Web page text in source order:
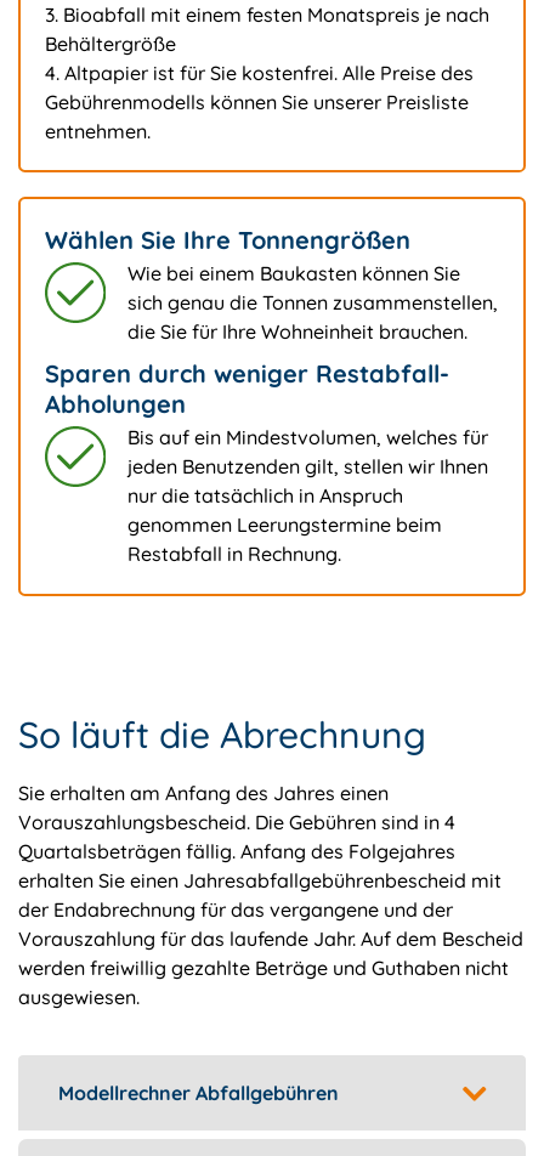
3. Bioabfall mit einem festen Monatspreis je nach
Behältergröße
4. Altpapier ist für Sie kostenfrei. Alle Preise des
Gebührenmodells können Sie unserer Preisliste
entnehmen.
Wählen Sie Ihre Tonnengrößen
Wie bei einem Baukasten können Sie
sich genau die Tonnen zusammenstellen,
die Sie für Ihre Wohneinheit brauchen.
Sparen durch weniger Restabfall-
Abholungen
Bis auf ein Mindestvolumen, welches für
jeden Benutzenden gilt, stellen wir Ihnen
nur die tatsächlich in Anspruch
genommen Leerungstermine beim
Restabfall in Rechnung.
So läuft die Abrechnung
Sie erhalten am Anfang des Jahres einen
Vorauszahlungsbescheid. Die Gebühren sind in 4
Quartalsbeträgen fällig. Anfang des Folgejahres
erhalten Sie einen Jahresabfallgebührenbescheid mit
der Endabrechnung für das vergangene und der
Vorauszahlung für das laufende Jahr. Auf dem Bescheid
werden freiwillig gezahlte Beträge und Guthaben nicht
ausgewiesen.
Modellrechner Abfallgebühren